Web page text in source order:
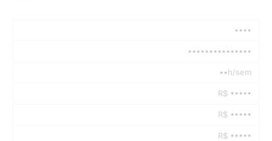
••••
•••••••••••••••
••h/sem
R$ •••••
R$ •••••
R$ •••••